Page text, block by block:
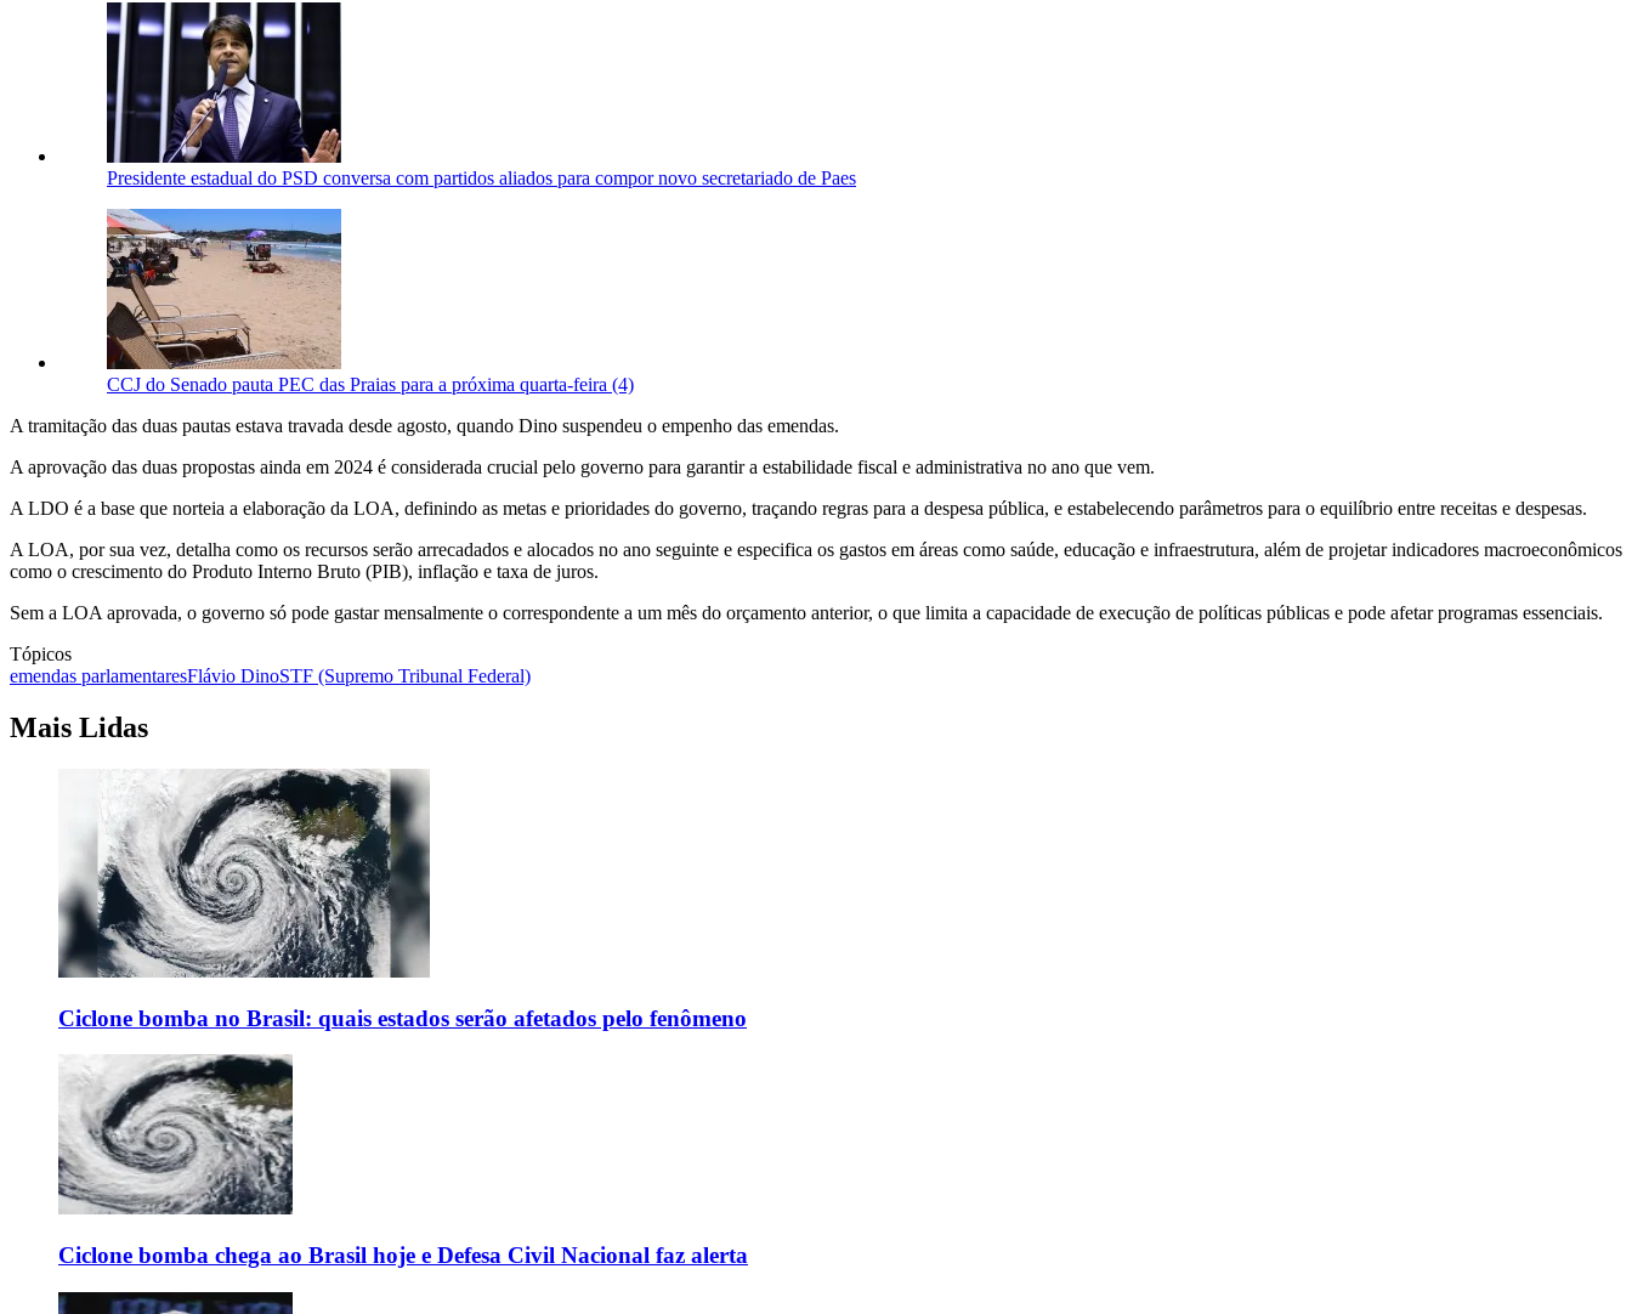
Presidente estadual do PSD conversa com partidos aliados para compor novo secretariado de Paes
CCJ do Senado pauta PEC das Praias para a próxima quarta-feira (4)
A tramitação das duas pautas estava travada desde agosto, quando Dino suspendeu o empenho das emendas.
A aprovação das duas propostas ainda em 2024 é considerada crucial pelo governo para garantir a estabilidade fiscal e administrativa no ano que vem.
A LDO é a base que norteia a elaboração da LOA, definindo as metas e prioridades do governo, traçando regras para a despesa pública, e estabelecendo parâmetros para o equilíbrio entre receitas e despesas.
A LOA, por sua vez, detalha como os recursos serão arrecadados e alocados no ano seguinte e especifica os gastos em áreas como saúde, educação e infraestrutura, além de projetar indicadores macroeconômicos
como o crescimento do Produto Interno Bruto (PIB), inflação e taxa de juros.
Sem a LOA aprovada, o governo só pode gastar mensalmente o correspondente a um mês do orçamento anterior, o que limita a capacidade de execução de políticas públicas e pode afetar programas essenciais.
Tópicos
emendas parlamentaresFlávio DinoSTF (Supremo Tribunal Federal)
Mais Lidas
Ciclone bomba no Brasil: quais estados serão afetados pelo fenômeno
Ciclone bomba chega ao Brasil hoje e Defesa Civil Nacional faz alerta